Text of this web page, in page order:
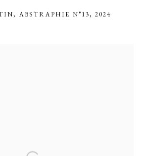
, ABSTRAPHIE N°13, 2024